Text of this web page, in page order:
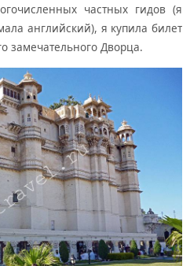
частных гидов (я
английский), я купила билет
замечательного Дворца.